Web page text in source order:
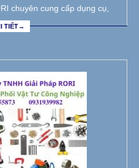
chuyên cung cấp dụng cụ,
TIẾT→